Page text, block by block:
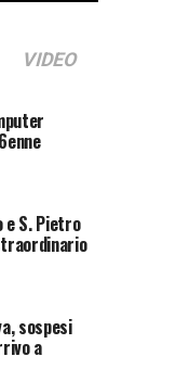
VIDEO
e S. Pietro
sospesi
a